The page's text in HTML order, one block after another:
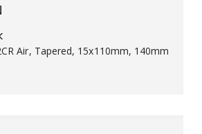
Air, Tapered, 15x110mm, 140mm